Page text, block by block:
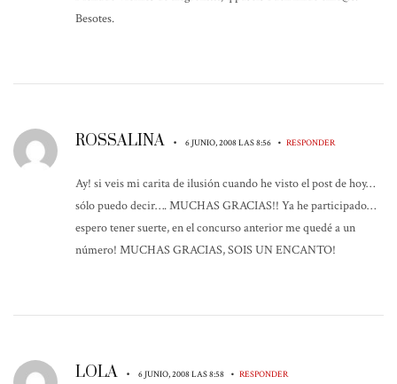
Besotes.
ROSSALINA • 6 JUNIO, 2008 LAS 8:56 • RESPONDER
Ay! si veis mi carita de ilusión cuando he visto el post de hoy…
sólo puedo decir…. MUCHAS GRACIAS!! Ya he participado…
espero tener suerte, en el concurso anterior me quedé a un
número! MUCHAS GRACIAS, SOIS UN ENCANTO!
LOLA • 6 JUNIO, 2008 LAS 8:58 • RESPONDER